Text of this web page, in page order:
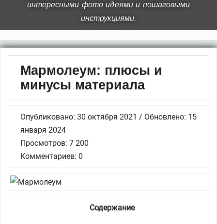
интересными фото идеями и пошаговыми
инструкциями.
Мармолеум: плюсы и
минусы материала
Опубликовано: 30 октября 2021 / Обновлено: 15
января 2024
Просмотров: 7 200
Комментариев: 0
Содержание